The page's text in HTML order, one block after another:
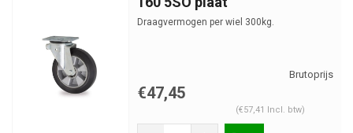
Draagvermogen per wiel 300kg.
€47,45
(€57,41 Incl. btw)